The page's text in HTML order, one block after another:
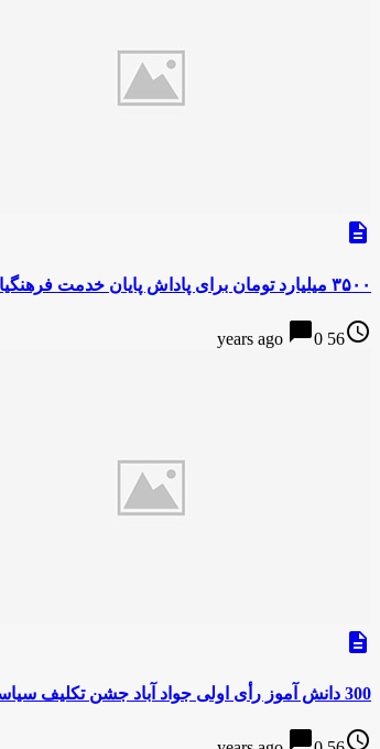
description
۳۵۰۰ میلیارد تومان برای پاداش پایان خدمت فرهنگیان تعیین شد
access_time
56 years ago
chat_bubble0
description
300 دانش آموز رأی اولی جواد آباد جشن تکلیف سیاسی خود را جشن گرفتند
access_time
chat_bubble